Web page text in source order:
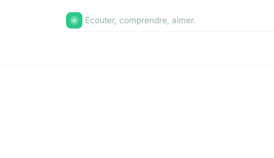
Écouter, comprendre, aimer.